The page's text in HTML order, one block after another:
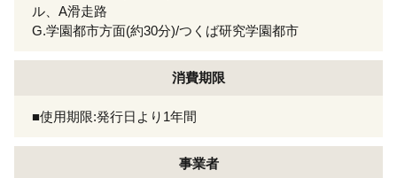
ル、A滑走路
G.学園都市方面(約30分)/つくば研究学園都市
消費期限
■使用期限:発行日より1年間
事業者